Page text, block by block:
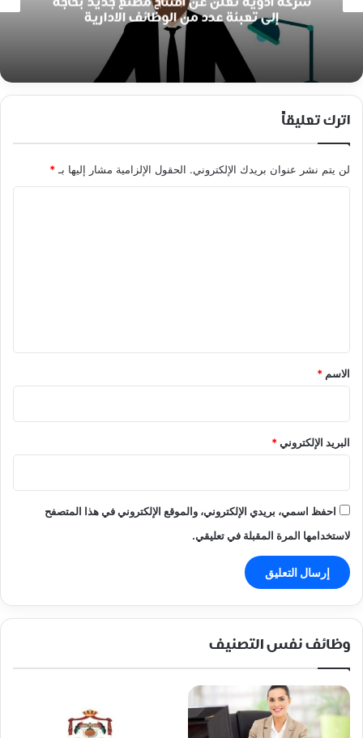
إلى تعبئة عدد من الوظائف الادارية
اترك تعليقاً
لن يتم نشر عنوان بريدك الإلكتروني. الحقول الإلزامية مشار إليها بـ*
*
الاسم *
البريد الإلكتروني*
احفظ اسمي، بريدي الإلكتروني، والموقع الإلكتروني في هذا المتصفح
لاستخدامها المرة المقبلة في تعليقي.
وظائف نفس التصنيف